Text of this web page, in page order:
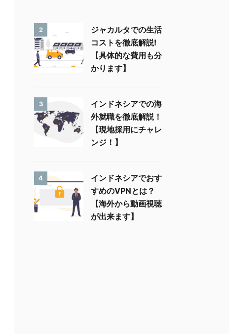
2
ジャカルタでの生活
コストを徹底解説!
【具体的な費用も分
かります】
3
インドネシアでの海
外就職を徹底解説！
【現地採用にチャレ
ンジ！】
4
インドネシアでおす
すめのVPNとは？
【海外から動画視聴
が出来ます】